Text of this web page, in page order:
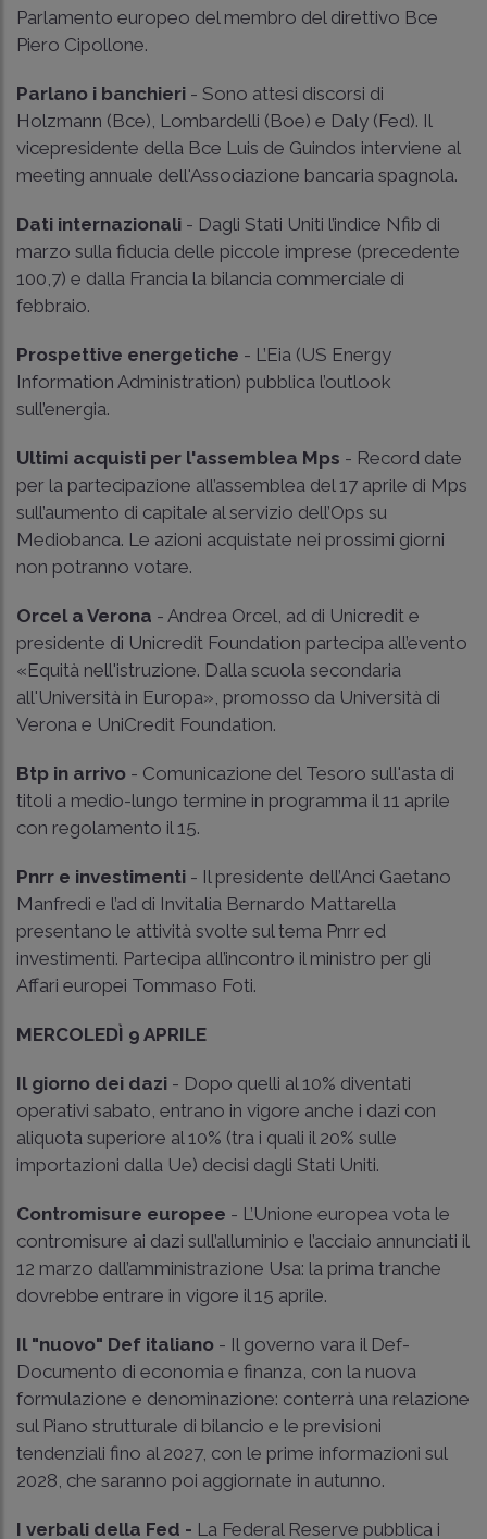
Parlamento europeo del membro del direttivo Bce
Piero Cipollone.
Parlano i banchieri - Sono attesi discorsi di
Holzmann (Bce), Lombardelli (Boe) e Daly (Fed). Il
vicepresidente della Bce Luis de Guindos interviene al
meeting annuale dell'Associazione bancaria spagnola.
Dati internazionali - Dagli Stati Uniti l’indice Nfib di
marzo sulla fiducia delle piccole imprese (precedente
100,7) e dalla Francia la bilancia commerciale di
febbraio.
Prospettive energetiche - L’Eia (US Energy
Information Administration) pubblica l’outlook
sull’energia.
Ultimi acquisti per l'assemblea Mps - Record date
per la partecipazione all’assemblea del 17 aprile di Mps
sull’aumento di capitale al servizio dell’Ops su
Mediobanca. Le azioni acquistate nei prossimi giorni
non potranno votare.
Orcel a Verona - Andrea Orcel, ad di Unicredit e
presidente di Unicredit Foundation partecipa all’evento
«Equità nell'istruzione. Dalla scuola secondaria
all'Università in Europa», promosso da Università di
Verona e UniCredit Foundation.
Btp in arrivo - Comunicazione del Tesoro sull'asta di
titoli a medio-lungo termine in programma il 11 aprile
con regolamento il 15.
Pnrr e investimenti - Il presidente dell’Anci Gaetano
Manfredi e l’ad di Invitalia Bernardo Mattarella
presentano le attività svolte sul tema Pnrr ed
investimenti. Partecipa all’incontro il ministro per gli
Affari europei Tommaso Foti.
MERCOLEDÌ 9 APRILE
Il giorno dei dazi - Dopo quelli al 10% diventati
operativi sabato, entrano in vigore anche i dazi con
aliquota superiore al 10% (tra i quali il 20% sulle
importazioni dalla Ue) decisi dagli Stati Uniti.
Contromisure europee - L’Unione europea vota le
contromisure ai dazi sull’alluminio e l’acciaio annunciati il
12 marzo dall’amministrazione Usa: la prima tranche
dovrebbe entrare in vigore il 15 aprile.
Il "nuovo" Def italiano - Il governo vara il Def-
Documento di economia e finanza, con la nuova
formulazione e denominazione: conterrà una relazione
sul Piano strutturale di bilancio e le previsioni
tendenziali fino al 2027, con le prime informazioni sul
2028, che saranno poi aggiornate in autunno.
I verbali della Fed - La Federal Reserve pubblica i